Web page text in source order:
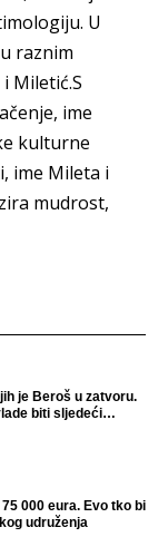
U
raznim
Miletić.S
ime
kulturne
ime Mileta i
mudrost,
je Beroš u zatvoru.
biti sljedeći
000 eura. Evo tko bi
udruženja